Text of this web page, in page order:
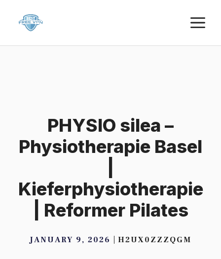
PHYSIO silea –
Physiotherapie Basel
Kieferphysiotherapie
| Reformer Pilates
JANUARY 9, 2026 H2UX0ZZZQGM